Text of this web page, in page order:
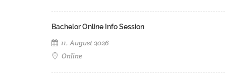
Bachelor Online Info Session
11. August 2026
Online